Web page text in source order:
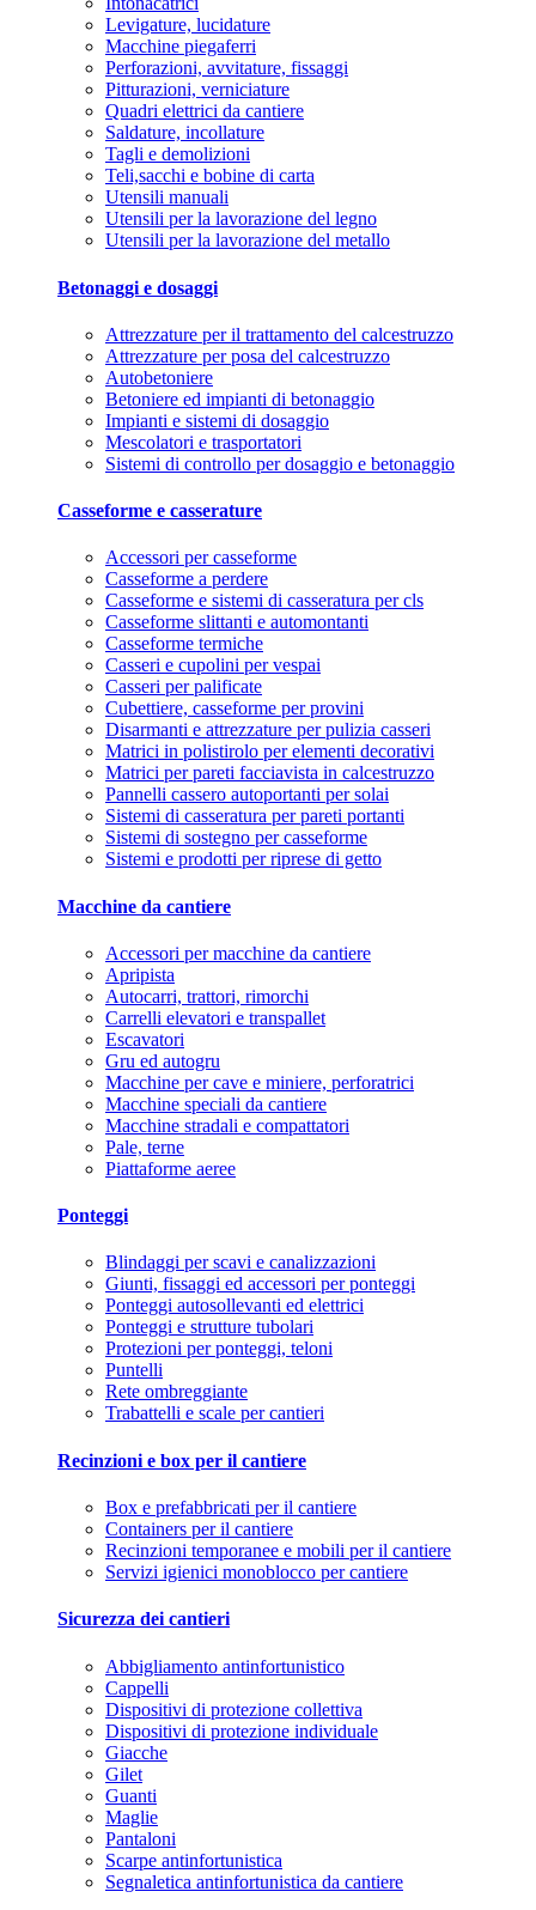
Levigature, lucidature
Macchine piegaferri
Perforazioni, avvitature, fissaggi
Pitturazioni, verniciature
Quadri elettrici da cantiere
Saldature, incollature
Tagli e demolizioni
Teli,sacchi e bobine di carta
Utensili manuali
Utensili per la lavorazione del legno
Utensili per la lavorazione del metallo
Betonaggi e dosaggi
Attrezzature per il trattamento del calcestruzzo
Attrezzature per posa del calcestruzzo
Autobetoniere
Betoniere ed impianti di betonaggio
Impianti e sistemi di dosaggio
Mescolatori e trasportatori
Sistemi di controllo per dosaggio e betonaggio
Casseforme e casserature
Accessori per casseforme
Casseforme a perdere
Casseforme e sistemi di casseratura per cls
Casseforme slittanti e automontanti
Casseforme termiche
Casseri e cupolini per vespai
Casseri per palificate
Cubettiere, casseforme per provini
Disarmanti e attrezzature per pulizia casseri
Matrici in polistirolo per elementi decorativi
Matrici per pareti facciavista in calcestruzzo
Pannelli cassero autoportanti per solai
Sistemi di casseratura per pareti portanti
Sistemi di sostegno per casseforme
Sistemi e prodotti per riprese di getto
Macchine da cantiere
Accessori per macchine da cantiere
Apripista
Autocarri, trattori, rimorchi
Carrelli elevatori e transpallet
Escavatori
Gru ed autogru
Macchine per cave e miniere, perforatrici
Macchine speciali da cantiere
Macchine stradali e compattatori
Pale, terne
Piattaforme aeree
Ponteggi
Blindaggi per scavi e canalizzazioni
Giunti, fissaggi ed accessori per ponteggi
Ponteggi autosollevanti ed elettrici
Ponteggi e strutture tubolari
Protezioni per ponteggi, teloni
Puntelli
Rete ombreggiante
Trabattelli e scale per cantieri
Recinzioni e box per il cantiere
Box e prefabbricati per il cantiere
Containers per il cantiere
Recinzioni temporanee e mobili per il cantiere
Servizi igienici monoblocco per cantiere
Sicurezza dei cantieri
Abbigliamento antinfortunistico
Cappelli
Dispositivi di protezione collettiva
Dispositivi di protezione individuale
Giacche
Gilet
Guanti
Maglie
Pantaloni
Scarpe antinfortunistica
Segnaletica antinfortunistica da cantiere